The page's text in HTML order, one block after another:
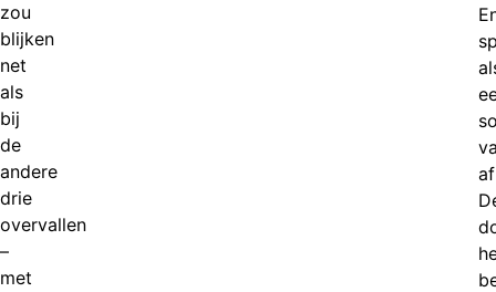
zou
blijken
net
als
bij
de
andere
drie
overvallen
–
met